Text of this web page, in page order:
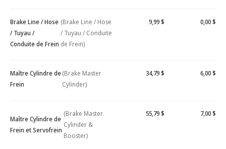
Brake Line / Hose
/ Tuyau /
Conduite de Frein
(Brake Line / Hose
/ Tuyau / Conduite
de Frein)
9,99 $ 0,00 $
Maître Cylindre de
Frein
(Brake Master
Cylinder)
34,79 $ 6,00 $
Maître Cylindre de
Frein et Servofrein
(Brake Master
Cylinder &
Booster)
55,79 $ 7,00 $